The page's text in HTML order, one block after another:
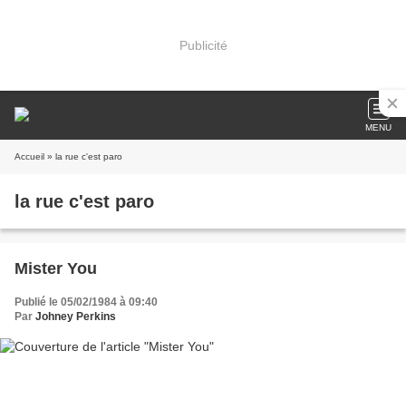
Publicité
MENU
Accueil » la rue c'est paro
la rue c'est paro
Mister You
Publié le 05/02/1984 à 09:40
Par Johney Perkins